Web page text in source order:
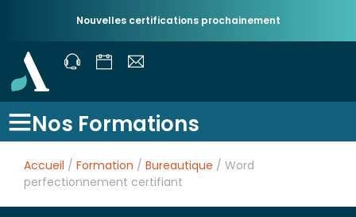
Nouvelles certifications prochainement
Nos Formations
Accueil / Formation / Bureautique / Word
perfectionnement certifiant